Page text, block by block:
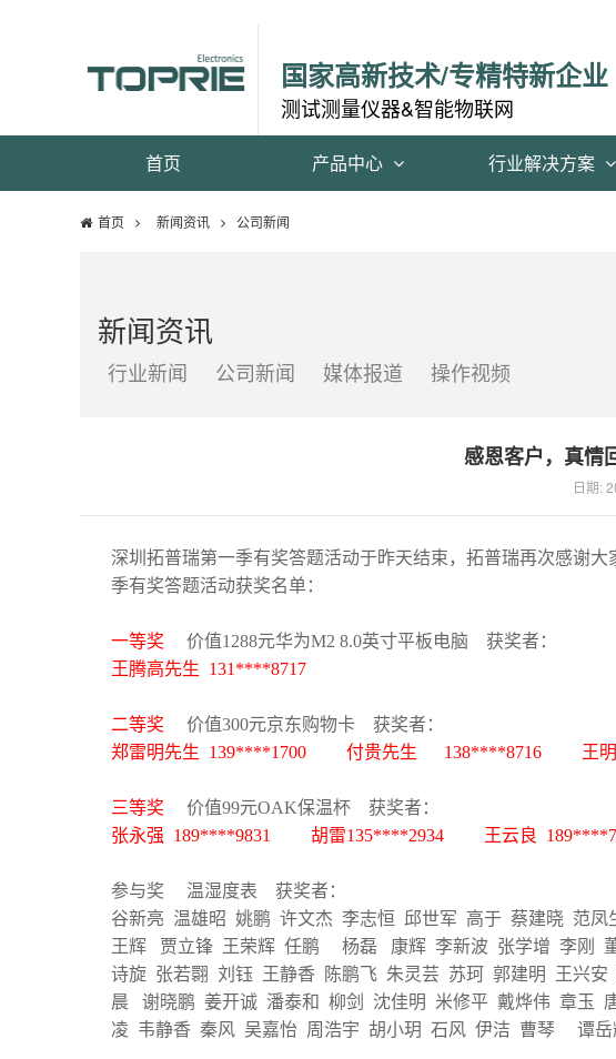
国家高新技术/专精特新企业
测试测量仪器&智能物联网
首页 产品中心 行业解决方案
首页 新闻资讯 公司新闻
新闻资讯
行业新闻 公司新闻 媒体报道 操作视频
感恩客户，真情
日期:
深圳拓普瑞第一季有奖答题活动于昨天结束，拓普瑞再次感谢
季有奖答题活动获奖名单：
一等奖 价值1288元华为M2 8.0英寸平板电脑 获奖者：
王腾高先生 131****8717
二等奖 价值300元京东购物卡 获奖者：
郑雷明先生 139****1700 付贵先生 138****8716 王明
三等奖 价值99元OAK保温杯 获奖者：
张永强 189****9831 胡雷135****2934 王云良
参与奖 温湿度表 获奖者：
谷新亮 温雄昭 姚鹏 许文杰 李志恒 邱世军 高于 蔡建晓 范
王辉 贾立锋 王荣辉 任鹏 杨磊 康辉 李新波 张学增 李刚
诗旋 张若翾 刘钰 王静香 陈鹏飞 朱灵芸 苏珂 郭建明 王兴
晨 谢晓鹏 姜开诚 潘泰和 柳剑 沈佳明 米修平 戴烨伟 章玉
凌 韦静香 秦风 吴嘉怡 周浩宇 胡小玥 石风 伊洁 曹琴 谭岳